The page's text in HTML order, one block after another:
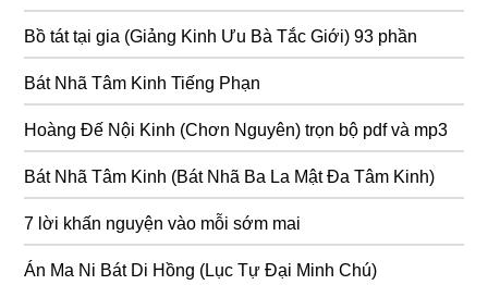
Bồ tát tại gia (Giảng Kinh Ưu Bà Tắc Giới) 93 phần
Bát Nhã Tâm Kinh Tiếng Phạn
Hoàng Đế Nội Kinh (Chơn Nguyên) trọn bộ pdf và mp3
Bát Nhã Tâm Kinh (Bát Nhã Ba La Mật Đa Tâm Kinh)
7 lời khấn nguyện vào mỗi sớm mai
Án Ma Ni Bát Di Hồng (Lục Tự Đại Minh Chú)